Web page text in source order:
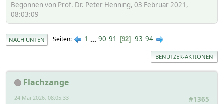
Begonnen von Prof. Dr. Peter Henning, 03 Februar 2021,
08:03:09
NACH UNTEN Seiten 1 ... 90 91 92 93 94
BENUTZER-AKTIONEN
Flachzange
#1365
24 Mai 2026, 08:05:33